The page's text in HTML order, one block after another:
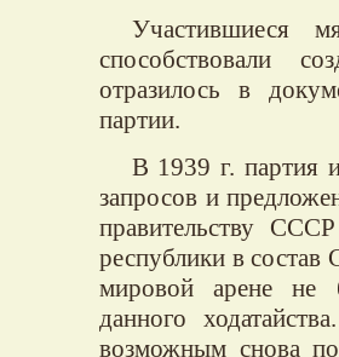
Участившиеся
способствовали
отразилось в
партии.
В 1939 г. партия
запросов и
правительству
республики в состав
мировой арене не
данного
возможным снова